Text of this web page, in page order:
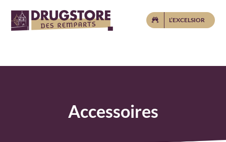
Passer
L’EXCELSIOR
Accessoires